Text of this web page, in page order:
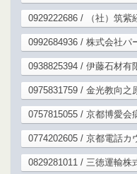
0929222686 / （社）筑紫
0992684936 / 株式会社パ
0938825394 / 伊藤石材有
0975831759 / 金光教向之
0757815055 / 京都博愛会
0774202605 / 京都電話カ
0829281011 / 三徳運輸株